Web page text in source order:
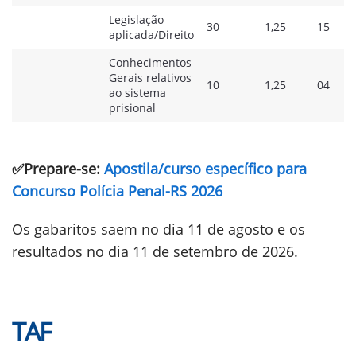
Legislação
aplicada/Direito
30 1,25 15
Conhecimentos
Gerais relativos
ao sistema
prisional
10 1,25 04
✅Prepare-se: Apostila/curso específico para
Concurso Polícia Penal-RS 2026
Os gabaritos saem no dia 11 de agosto e os
resultados no dia 11 de setembro de 2026.
TAF